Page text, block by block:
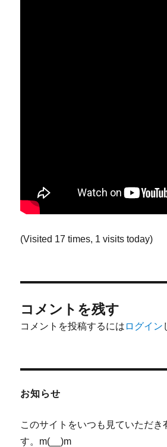
(Visited 17 times, 1 visits today)
コメントを残す
コメントを投稿するには ログイン
お知らせ
このサイトをいつも見ていただき
す。m(__)m